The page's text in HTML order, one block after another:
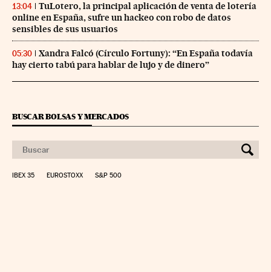
13:04
TuLotero, la principal aplicación de venta de lotería
online en España, sufre un hackeo con robo de datos
sensibles de sus usuarios
05:30
Xandra Falcó (Círculo Fortuny): “En España todavía
hay cierto tabú para hablar de lujo y de dinero”
BUSCAR BOLSAS Y MERCADOS
IBEX 35 EUROSTOXX S&P 500